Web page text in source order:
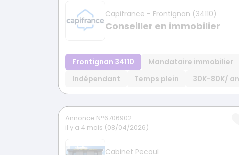
Capifrance - Frontignan (34110)
Conseiller en immobilier
Frontignan 34110
Mandataire immobilier
Indépendant
Temps plein 30K-80K/ an
Annonce N°6706902
il y a 4 mois (08/04/2026)
Cabinet Pecoul